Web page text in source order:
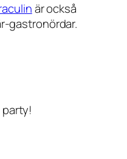
är också
gastronördar.